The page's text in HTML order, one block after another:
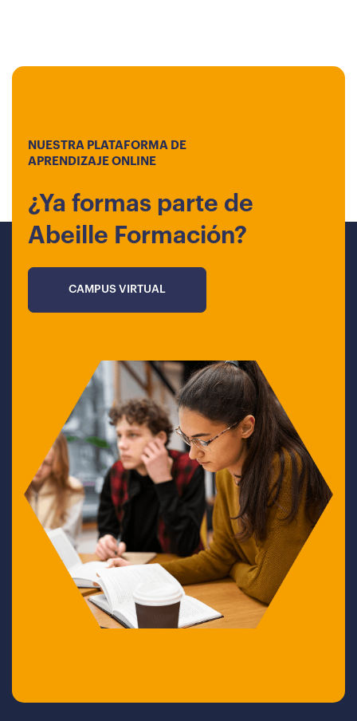
NUESTRA PLATAFORMA DE
APRENDIZAJE ONLINE
¿Ya formas parte de
Abeille Formación?
CAMPUS VIRTUAL